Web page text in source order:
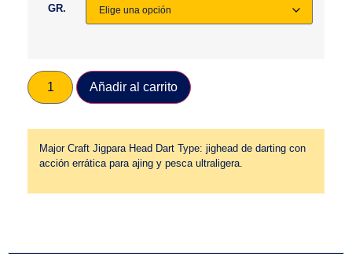
GR.
Añadir al carrito
Major Craft Jigpara Head Dart Type: jighead de darting con
acción errática para ajing y pesca ultraligera.